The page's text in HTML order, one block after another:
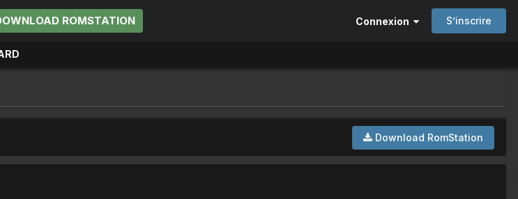
ROMSTATION Connexion S’inscrire
Download RomStation